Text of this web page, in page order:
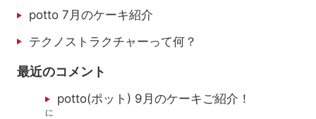
potto 7月のケーキ紹介
テクノストラクチャーって何？
最近のコメント
potto(ポット) 9月のケーキご紹介！
に